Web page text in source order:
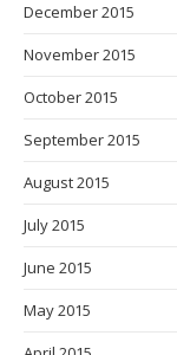
December 2015
November 2015
October 2015
September 2015
August 2015
July 2015
June 2015
May 2015